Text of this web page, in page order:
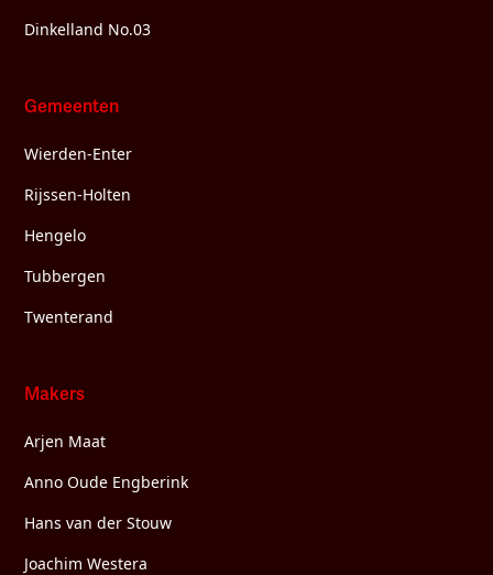
Dinkelland No.03
Gemeenten
Wierden-Enter
Rijssen-Holten
Hengelo
Tubbergen
Twenterand
Makers
Arjen Maat
Anno Oude Engberink
Hans van der Stouw
Joachim Westera